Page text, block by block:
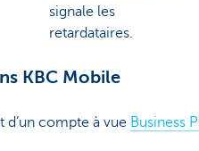
signale les
retardataires.
KBC Mobile
d’un compte à vue Business